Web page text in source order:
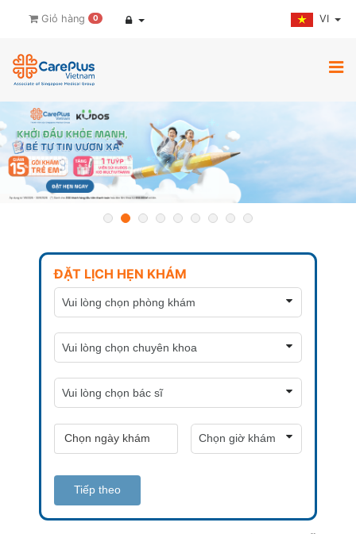
Giỏ hàng 0 VI
ĐẶT LỊCH HẸN KHÁM
Tiếp theo